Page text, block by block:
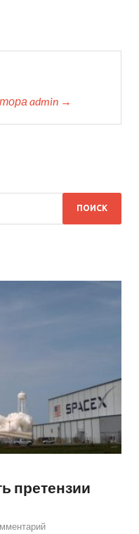
admin →
претензии